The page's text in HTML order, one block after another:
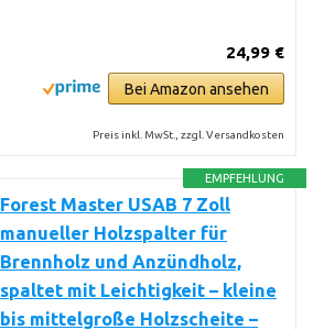
24,99 €
Bei Amazon ansehen
Preis inkl. MwSt., zzgl. Versandkosten
EMPFEHLUNG
Forest Master USAB 7 Zoll
manueller Holzspalter für
Brennholz und Anzündholz,
spaltet mit Leichtigkeit – kleine
bis mittelgroße Holzscheite –